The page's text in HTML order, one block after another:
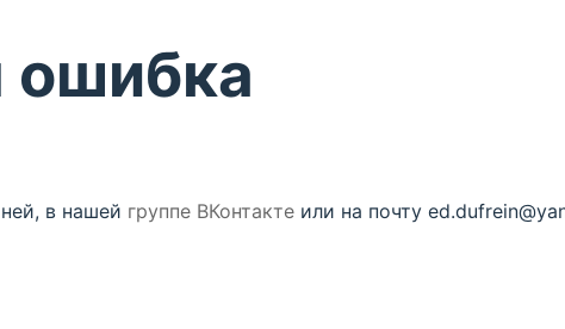
ошибка
в нашей группе ВКонтакте или на почту